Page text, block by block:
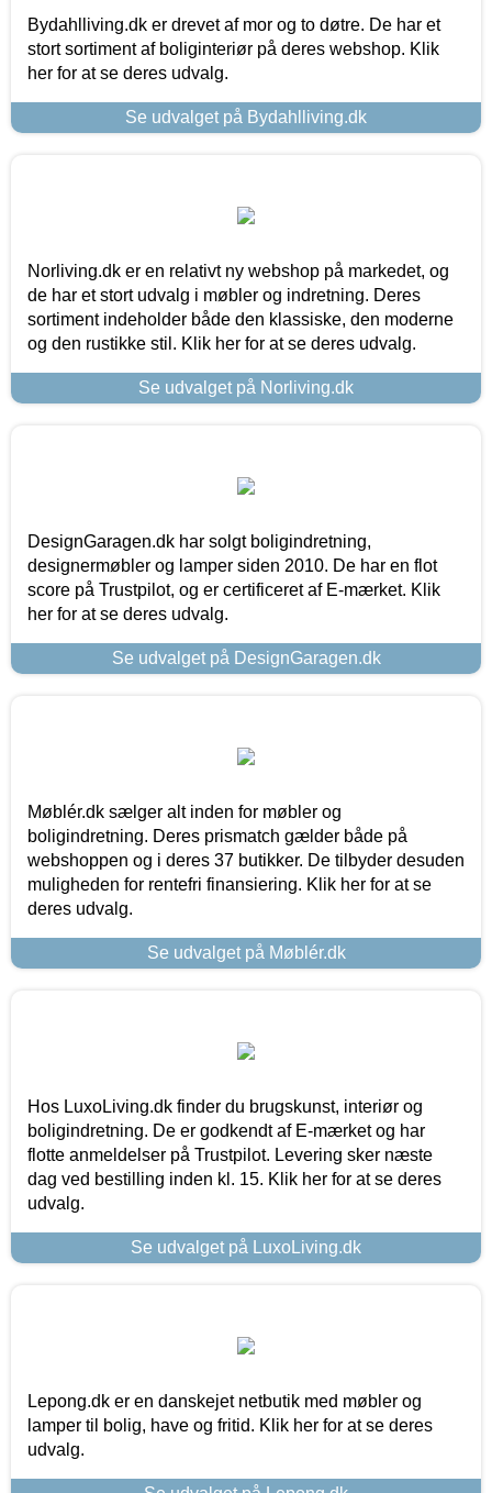
Bydahlliving.dk er drevet af mor og to døtre. De har et
stort sortiment af boliginteriør på deres webshop. Klik
her for at se deres udvalg.
Se udvalget på Bydahlliving.dk
Norliving.dk er en relativt ny webshop på markedet, og
de har et stort udvalg i møbler og indretning. Deres
sortiment indeholder både den klassiske, den moderne
og den rustikke stil. Klik her for at se deres udvalg.
Se udvalget på Norliving.dk
DesignGaragen.dk har solgt boligindretning,
designermøbler og lamper siden 2010. De har en flot
score på Trustpilot, og er certificeret af E-mærket. Klik
her for at se deres udvalg.
Se udvalget på DesignGaragen.dk
Møblér.dk sælger alt inden for møbler og
boligindretning. Deres prismatch gælder både på
webshoppen og i deres 37 butikker. De tilbyder desuden
muligheden for rentefri finansiering. Klik her for at se
deres udvalg.
Se udvalget på Møblér.dk
Hos LuxoLiving.dk finder du brugskunst, interiør og
boligindretning. De er godkendt af E-mærket og har
flotte anmeldelser på Trustpilot. Levering sker næste
dag ved bestilling inden kl. 15. Klik her for at se deres
udvalg.
Se udvalget på LuxoLiving.dk
Lepong.dk er en danskejet netbutik med møbler og
lamper til bolig, have og fritid. Klik her for at se deres
udvalg.